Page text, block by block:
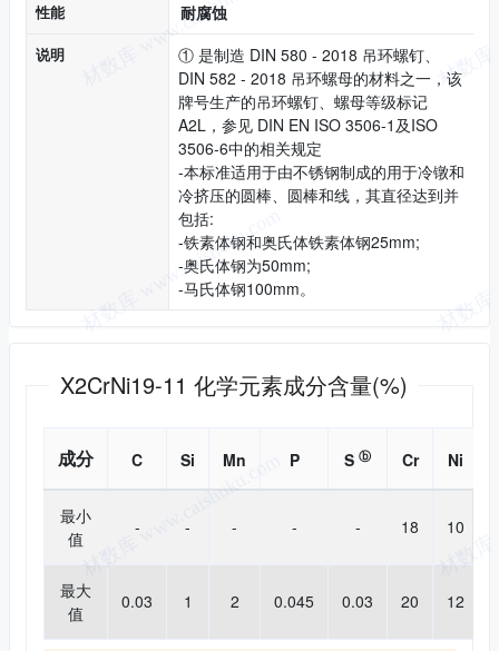
性能 耐腐蚀
说明
① 是制造 DIN 580 - 2018 吊环螺钉、
DIN 582 - 2018 吊环螺母的材料之一，该
牌号生产的吊环螺钉、螺母等级标记
A2L，参见 DIN EN ISO 3506-1及ISO
3506-6中的相关规定
-本标准适用于由不锈钢制成的用于冷镦和
冷挤压的圆棒、圆棒和线，其直径达到并
包括:
-铁素体钢和奥氏体铁素体钢25mm;
-奥氏体钢为50mm;
-马氏体钢100mm。
X2CrNi19-11 化学元素成分含量(%)
成分 C Si Mn P S ⓑ Cr Ni
最小
值
- - - - - 18 10
最大
值
0.03 1 2 0.045 0.03 20 12